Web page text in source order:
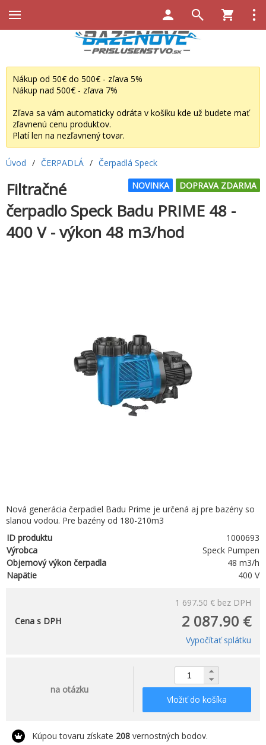
Nákup od 50€ do 500€ - zľava 5%
Nákup nad 500€ - zľava 7%
Zľava sa vám automaticky odráta v košíku kde už budete mať
zľavnenú cenu produktov.
Platí len na nezľavnený tovar.
Úvod / ČERPADLÁ / Čerpadlá Speck
DOPRAVA ZDARMA
NOVINKA
Filtračné
čerpadlo Speck Badu PRIME 48 -
400 V - výkon 48 m3/hod
Nová generácia čerpadiel Badu Prime je určená aj pre bazény so
slanou vodou. Pre bazény od 180-210m3
ID produktu
1000693
Výrobca
Speck Pumpen
Objemový výkon čerpadla
48 m3/h
Napätie
400 V
1 697.50 € bez DPH
2 087.90 €
Cena s DPH
Vypočítať splátku
na otázku
Vložiť do košíka
Kúpou tovaru získate 208 vernostných bodov.